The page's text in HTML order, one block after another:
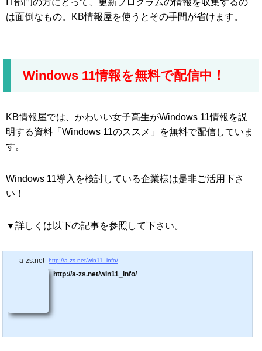
IT部門の方にとって、更新プログラムの情報を収集するの
は面倒なもの。KB情報屋を使うとその手間が省けます。
Windows 11情報を無料で配信中！
KB情報屋では、かわいい女子高生がWindows 11情報を説
明する資料「Windows 11のススメ」を無料で配信していま
す。
Windows 11導入を検討している企業様は是非ご活用下さ
い！
▼詳しくは以下の記事を参照して下さい。
a-zs.net http://a-zs.net/win11_info/
http://a-zs.net/win11_info/